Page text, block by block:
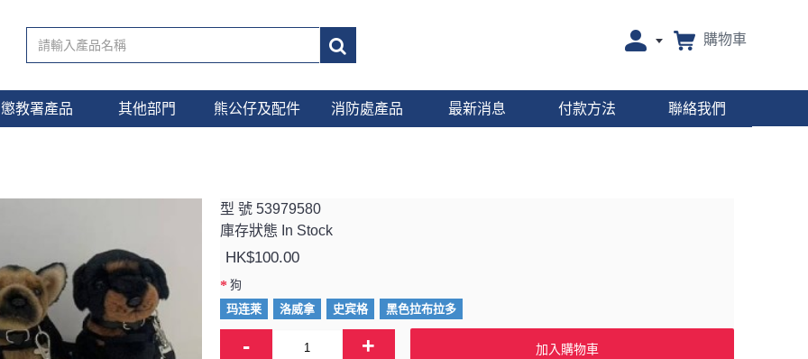
購物車
懲教署產品 其他部門 熊公仔及配件 消防處產品 最新消息 付款方法 聯絡我們
型 號 53979580
庫存狀態 In Stock
HK$100.00
狗
玛连莱
洛威拿 史宾格 黑色拉布拉多
- + 加入購物車